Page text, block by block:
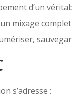
d’un
mixage
s’adresse :